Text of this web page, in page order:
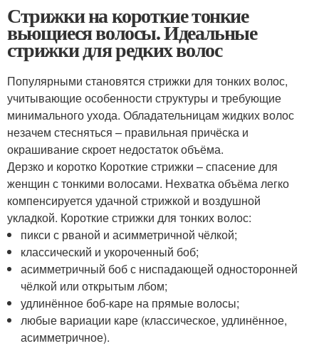
Стрижки на короткие тонкие
вьющиеся волосы. Идеальные
стрижки для редких волос
Популярными становятся стрижки для тонких волос,
учитывающие особенности структуры и требующие
минимального ухода. Обладательницам жидких волос
незачем стесняться – правильная причёска и
окрашивание скроет недостаток объёма.
Дерзко и коротко Короткие стрижки – спасение для
женщин с тонкими волосами. Нехватка объёма легко
компенсируется удачной стрижкой и воздушной
укладкой. Короткие стрижки для тонких волос:
пикси с рваной и асимметричной чёлкой;
классический и укороченный боб;
асимметричный боб с ниспадающей односторонней
чёлкой или открытым лбом;
удлинённое боб-каре на прямые волосы;
любые вариации каре (классическое, удлинённое,
асимметричное).